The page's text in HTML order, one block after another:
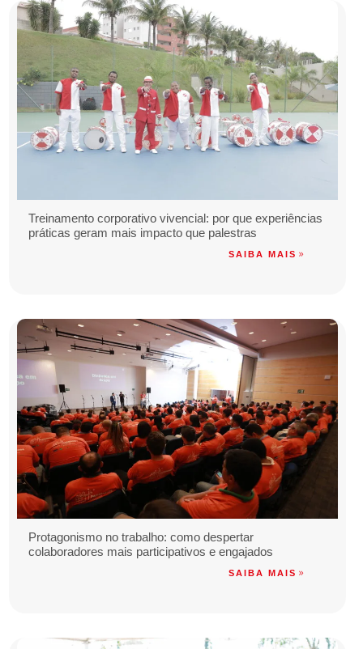
Treinamento corporativo vivencial: por que experiências
práticas geram mais impacto que palestras
SAIBA MAIS
Protagonismo no trabalho: como despertar
colaboradores mais participativos e engajados
SAIBA MAIS